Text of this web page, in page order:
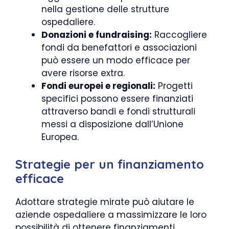
nella gestione delle strutture
ospedaliere.
Donazioni e fundraising: Raccogliere
fondi da benefattori e associazioni
può essere un modo efficace per
avere risorse extra.
Fondi europei e regionali: Progetti
specifici possono essere finanziati
attraverso bandi e fondi strutturali
messi a disposizione dall’Unione
Europea.
Strategie per un finanziamento
efficace
Adottare strategie mirate può aiutare le
aziende ospedaliere a massimizzare le loro